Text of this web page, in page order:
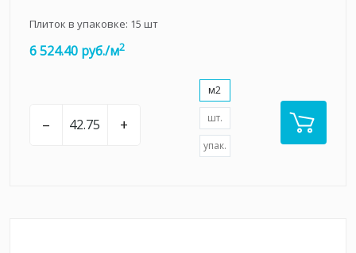
Плиток в упаковке: 15 шт
6 524.40 руб./м2
– +
м2
шт.
упак.